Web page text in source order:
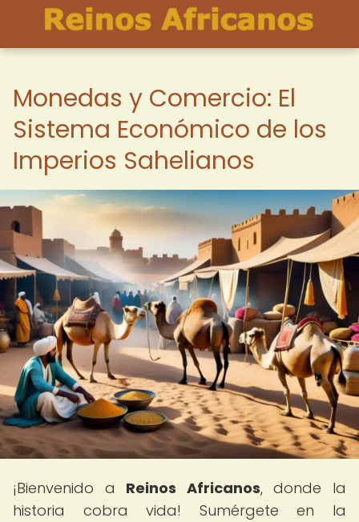
Monedas y Comercio: El
Sistema Económico de los
Imperios Sahelianos
¡Bienvenido a Reinos Africanos, donde la
historia cobra vida! Sumérgete en la